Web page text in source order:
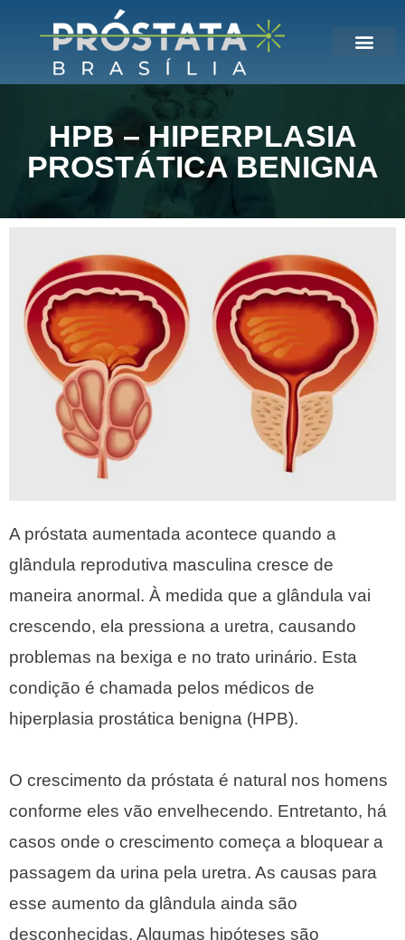
HPB – HIPERPLASIA
PROSTÁTICA BENIGNA
A próstata aumentada acontece quando a
glândula reprodutiva masculina cresce de
maneira anormal. À medida que a glândula vai
crescendo, ela pressiona a uretra, causando
problemas na bexiga e no trato urinário. Esta
condição é chamada pelos médicos de
hiperplasia prostática benigna (HPB).
O crescimento da próstata é natural nos homens
conforme eles vão envelhecendo. Entretanto, há
casos onde o crescimento começa a bloquear a
passagem da urina pela uretra. As causas para
esse aumento da glândula ainda são
desconhecidas. Algumas hipóteses são